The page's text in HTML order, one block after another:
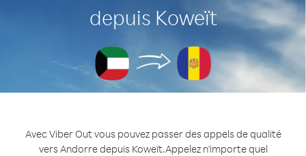
depuis Koweït
Avec Viber Out vous pouvez passer des appels de qualité
vers Andorre depuis Koweït.Appelez n'importe quel